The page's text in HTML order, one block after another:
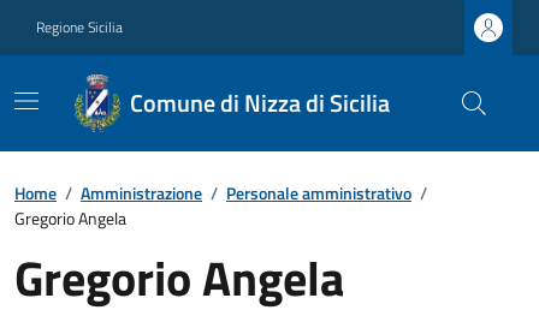
Regione Sicilia
Comune di Nizza di Sicilia
Home / Amministrazione / Personale amministrativo /
Gregorio Angela
Gregorio Angela